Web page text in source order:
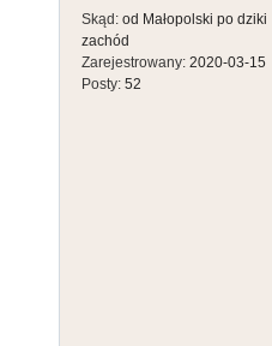
Skąd: od Małopolski po dziki
zachód
Zarejestrowany: 2020-03-15
Posty: 52